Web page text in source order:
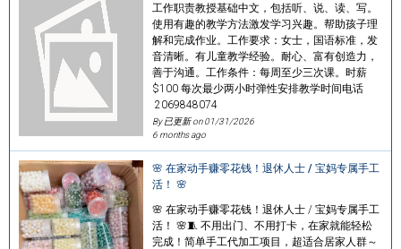
工作职责教授基础中文，包括听、说、读、写。
使用有趣的教学方法激发学习兴趣。帮助孩子理
解和完成作业。工作要求：女士，国语标准，发
音清晰。有儿童教学经验。耐心、富有创造力，
善于沟通。工作条件：每周至少三次课。时薪
$100 每次最少两小时弹性安排教学时间电话
2069848074
By 已更新 on01/31/2026
6 months ago
🌸 在家动手赚零花钱！退休人士 / 宝妈专属手工
活！ 🌸
🌸 在家动手赚零花钱！退休人士 / 宝妈专属手工
活！ 🌸🧵 不用出门、不用打卡，在家就能轻松
完成！简单手工代加工项目，超适合居家人群～